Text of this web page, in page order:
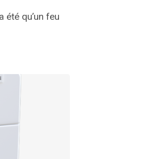
qu’un feu